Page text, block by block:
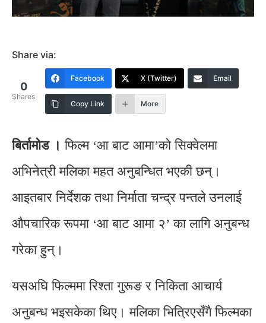
Share via:
0
Shares
Facebook X (Twitter) Email
Copy Link More
बिर्तामाेड । फिल्म ‘आ बाट आमा’को सिक्वेलमा
अभिनेत्री मलिका महत अनुबन्धित भएकी छन्।
आइतबार निर्देशक तथा निर्माता चन्द्र पन्तले उनलाई
औपचारिक रूपमा ‘आ बाट आमा २’ का लागि अनुबन्ध
गरेका हुन्।
यसअघि फिल्ममा रिश्ता गुरूङ र निकिता आचार्य
अनुबन्ध भइसकेका थिए। मलिका भित्रिएसँगै फिल्मका